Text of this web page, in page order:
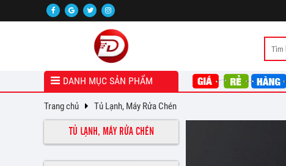
DANH MỤC SẢN PHẨM
Trang chủ Tủ Lạnh, Máy Rửa Chén
TỦ LẠNH, MÁY RỬA CHÉN